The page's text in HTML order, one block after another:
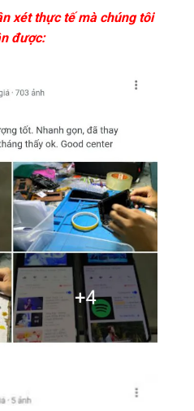
xét thực tế mà chúng tôi
được: